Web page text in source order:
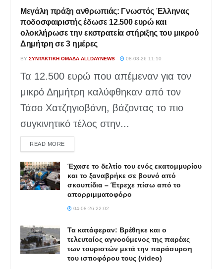
Μεγάλη πράξη ανθρωπιάς: Γνωστός Έλληνας
ποδοσφαιριστής έδωσε 12.500 ευρώ και
ολοκλήρωσε την εκστρατεία στήριξης του μικρού
Δημήτρη σε 3 ημέρες
BY ΣΥΝΤΑΚΤΙΚΉ ΟΜΆΔΑ ALLDAYNEWS 08-08-26 11:10
Τα 12.500 ευρώ που απέμεναν για τον
μικρό Δημήτρη καλύφθηκαν από τον
Τάσο Χατζηγιοβάνη, βάζοντας το πιο
συγκινητικό τέλος στην...
READ MOREDETAILS
Έχασε το δελτίο του ενός εκατομμυρίου
και το ξαναβρήκε σε βουνό από
σκουπίδια – Έτρεχε πίσω από το
απορριμματοφόρο
04-08-26 22:02
Τα κατάφεραν: Βρέθηκε και ο
τελευταίος αγνοούμενος της παρέας
των τουριστών μετά την παράσυρση
του ιστιοφόρου τους (video)